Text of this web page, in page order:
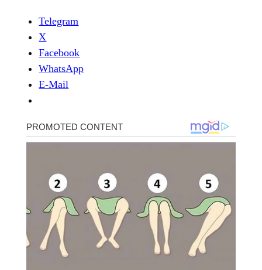
Telegram
X
Facebook
WhatsApp
E-Mail